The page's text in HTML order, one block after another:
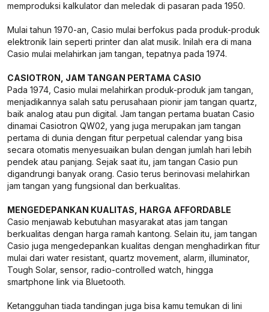
memproduksi kalkulator dan meledak di pasaran pada 1950.
Mulai tahun 1970-an, Casio mulai berfokus pada produk-produk
elektronik lain seperti printer dan alat musik. Inilah era di mana
Casio mulai melahirkan jam tangan, tepatnya pada 1974.
CASIOTRON, JAM TANGAN PERTAMA CASIO
Pada 1974, Casio mulai melahirkan produk-produk jam tangan,
menjadikannya salah satu perusahaan pionir jam tangan quartz,
baik analog atau pun digital. Jam tangan pertama buatan Casio
dinamai Casiotron QW02, yang juga merupakan jam tangan
pertama di dunia dengan fitur perpetual calendar yang bisa
secara otomatis menyesuaikan bulan dengan jumlah hari lebih
pendek atau panjang. Sejak saat itu, jam tangan Casio pun
digandrungi banyak orang. Casio terus berinovasi melahirkan
jam tangan yang fungsional dan berkualitas.
MENGEDEPANKAN KUALITAS, HARGA AFFORDABLE
Casio menjawab kebutuhan masyarakat atas jam tangan
berkualitas dengan harga ramah kantong. Selain itu, jam tangan
Casio juga mengedepankan kualitas dengan menghadirkan fitur
mulai dari water resistant, quartz movement, alarm, illuminator,
Tough Solar, sensor, radio-controlled watch, hingga
smartphone link via Bluetooth.
Ketangguhan tiada tandingan juga bisa kamu temukan di lini